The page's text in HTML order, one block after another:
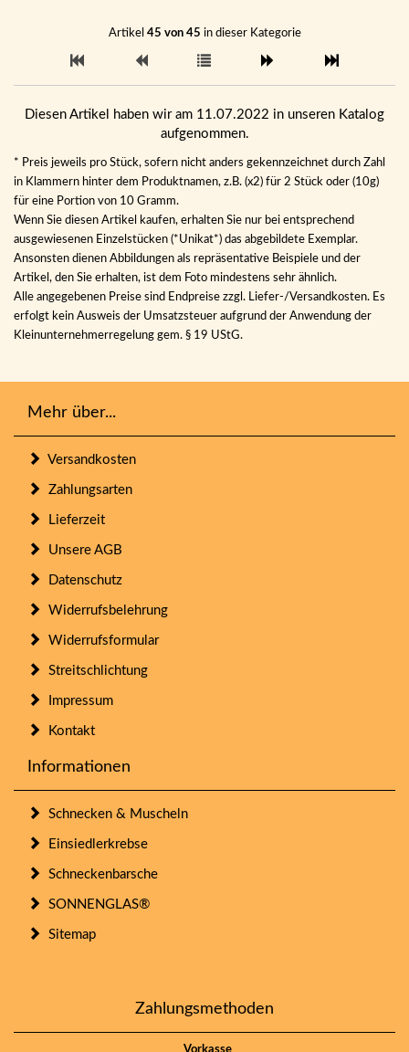
Artikel 45 von 45 in dieser Kategorie
Diesen Artikel haben wir am 11.07.2022 in unseren Katalog
aufgenommen.
* Preis jeweils pro Stück, sofern nicht anders gekennzeichnet durch Zahl
in Klammern hinter dem Produktnamen, z.B. (x2) für 2 Stück oder (10g)
für eine Portion von 10 Gramm.
Wenn Sie diesen Artikel kaufen, erhalten Sie nur bei entsprechend
ausgewiesenen Einzelstücken (*Unikat*) das abgebildete Exemplar.
Ansonsten dienen Abbildungen als repräsentative Beispiele und der
Artikel, den Sie erhalten, ist dem Foto mindestens sehr ähnlich.
Alle angegebenen Preise sind Endpreise zzgl. Liefer-/Versandkosten. Es
erfolgt kein Ausweis der Umsatzsteuer aufgrund der Anwendung der
Kleinunternehmerregelung gem. § 19 UStG.
Mehr über...
Versandkosten
Zahlungsarten
Lieferzeit
Unsere AGB
Datenschutz
Widerrufsbelehrung
Widerrufsformular
Streitschlichtung
Impressum
Kontakt
Informationen
Schnecken & Muscheln
Einsiedlerkrebse
Schneckenbarsche
SONNENGLAS®
Sitemap
Zahlungsmethoden